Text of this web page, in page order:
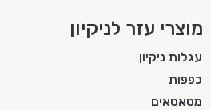
מוצרי עזר לניקיון
עגלות ניקיון
כפפות
מטאטאים